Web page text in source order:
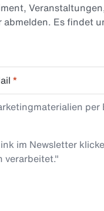
Es findet
*
im Newsletter
verarbeitet."